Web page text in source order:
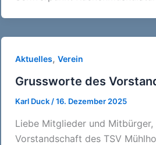
Aktuelles,Verein
Grussworte des
Karl Duck /16. Dezember 2025
Liebe Mitglieder und Mitbürger,
Vorstandschaft des TSV